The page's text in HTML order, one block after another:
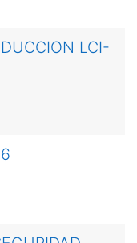
LCI-